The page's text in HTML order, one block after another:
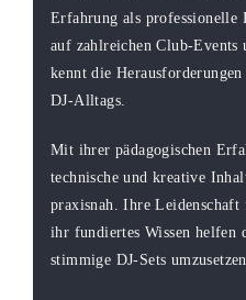
Erfahrung als
auf zahlreichen Club-Events
kennt die
DJ-Alltags.
Mit ihrer pädagogischen
technische und kreative
praxisnah. Ihre
ihr fundiertes Wissen helfen
stimmige DJ-Sets